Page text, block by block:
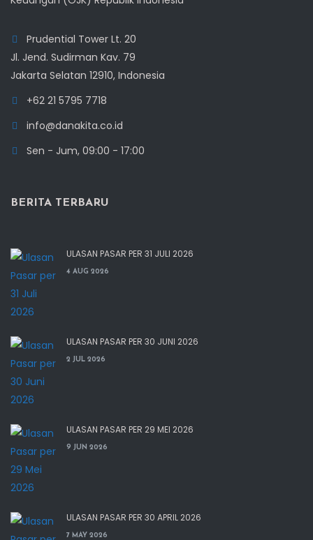
Prudential Tower Lt. 20
Jl. Jend. Sudirman Kav. 79
Jakarta Selatan 12910, Indonesia
+62 21 5795 7718
info@danakita.co.id
Sen - Jum, 09:00 - 17:00
BERITA TERBARU
ULASAN PASAR PER 31 JULI 2026
4 AUG 2026
ULASAN PASAR PER 30 JUNI 2026
2 JUL 2026
ULASAN PASAR PER 29 MEI 2026
9 JUN 2026
ULASAN PASAR PER 30 APRIL 2026
7 MAY 2026